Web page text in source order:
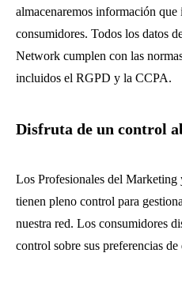
almacenaremos información
consumidores. Todos los datos
Network cumplen con las
incluidos el RGPD y la CCPA.
Disfruta de un control
Los Profesionales del Marketing
tienen pleno control para
nuestra red. Los consumidores
control sobre sus preferencias de